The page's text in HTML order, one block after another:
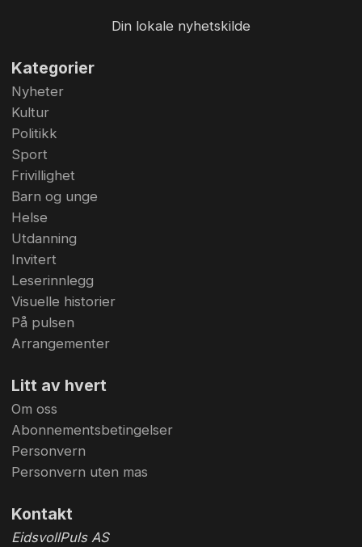
Din lokale nyhetskilde
Kategorier
Nyheter
Kultur
Politikk
Sport
Frivillighet
Barn og unge
Helse
Utdanning
Invitert
Leserinnlegg
Visuelle historier
På pulsen
Arrangementer
Litt av hvert
Om oss
Abonnementsbetingelser
Personvern
Personvern uten mas
Kontakt
EidsvollPuls AS